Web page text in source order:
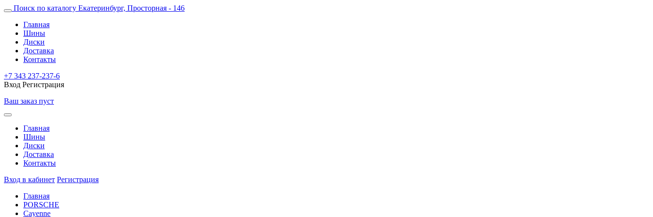
Поиск по каталогу Екатеринбург, Просторная - 146
Главная
Шины
Диски
Доставка
Контакты
+7 343 237-237-6
Вход Регистрация
Ваш заказ пуст
Главная
Шины
Диски
Доставка
Контакты
Вход в кабинет Регистрация
Главная
PORSCHE
Cayenne